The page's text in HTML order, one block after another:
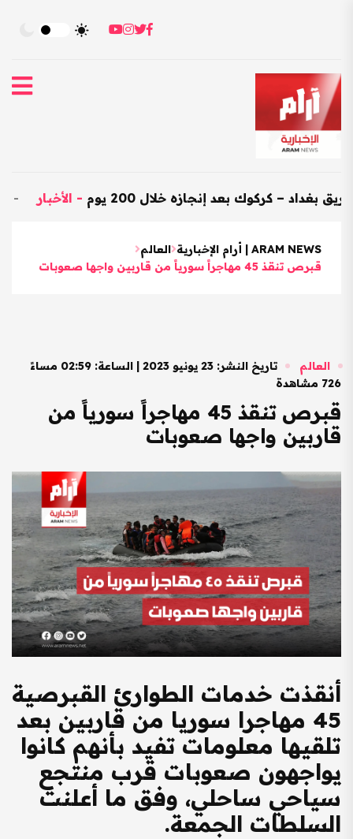
العراق - كركوك بعد إنجازه خلال 200 يوم - الأخبار
ARAM NEWS | أرام الإخبارية
العالم
قبرص تنقذ 45 مهاجراً سورياً من قاربين واجها صعوبات
العالم
تاريخ النشر: 23 يونيو 2023 | الساعة: 02:59 مساءً
726 مشاهدة
قبرص تنقذ 45 مهاجراً سورياً من
قاربين واجها صعوبات
أنقذت خدمات الطوارئ القبرصية
45 مهاجرا سوريا من قاربين بعد
تلقيها معلومات تفيد بأنهم كانوا
يواجهون صعوبات قرب منتجع
سياحي ساحلي، وفق ما أعلنت
السلطات الجمعة.